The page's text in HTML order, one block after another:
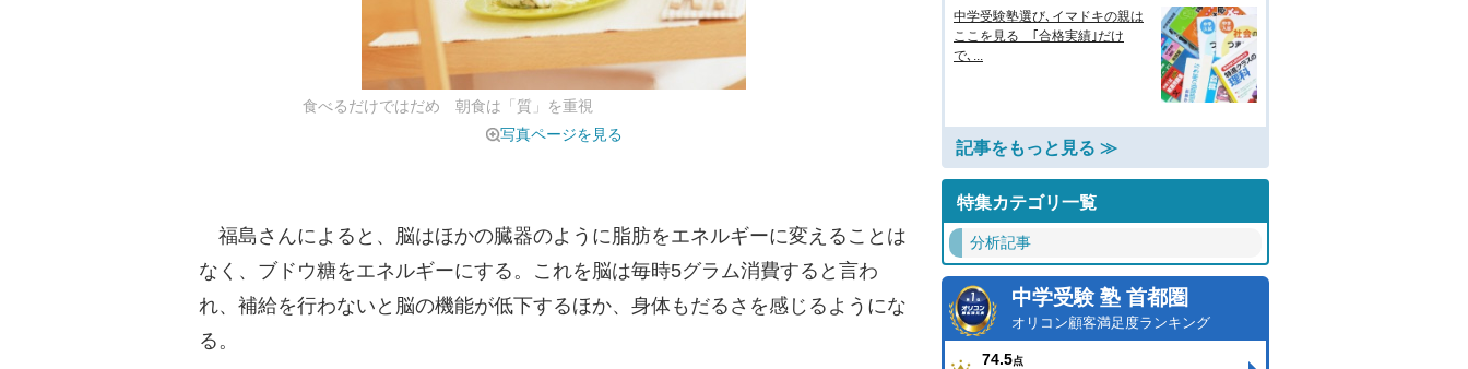
食べるだけではだめ 朝食は「質」を重視
写真ページを見る
福島さんによると、脳はほかの臓器のように脂肪をエネルギーに変えることは
なく、ブドウ糖をエネルギーにする。これを脳は毎時5グラム消費すると言わ
れ、補給を行わないと脳の機能が低下するほか、身体もだるさを感じるようにな
る。
中学受験塾選び､イマドキの親は
ここを見る ｢合格実績｣だけ
で､...
記事をもっと見る ≫
特集カテゴリ一覧
分析記事
中学受験 塾 首都圏
オリコン顧客満足度ランキング
74.5点